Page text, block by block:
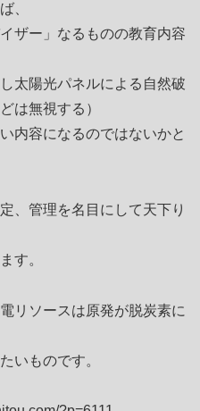
、
ザー」なるものの教育内容
太陽光パネルによる自然破
は無視する）
内容になるのではないかと
、管理を名目にして天下り
す。
リソースは原発が脱炭素に
いものです。